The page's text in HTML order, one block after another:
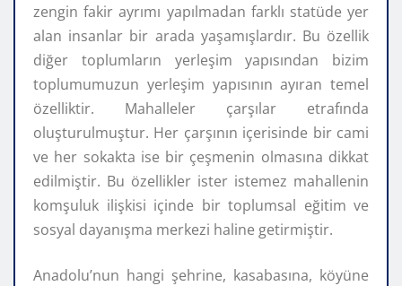
zengin fakir ayrımı yapılmadan farklı statüde yer
alan insanlar bir arada yaşamışlardır. Bu özellik
diğer toplumların yerleşim yapısından bizim
toplumumuzun yerleşim yapısının ayıran temel
özelliktir. Mahalleler çarşılar etrafında
oluşturulmuştur. Her çarşının içerisinde bir cami
ve her sokakta ise bir çeşmenin olmasına dikkat
edilmiştir. Bu özellikler ister istemez mahallenin
komşuluk ilişkisi içinde bir toplumsal eğitim ve
sosyal dayanışma merkezi haline getirmiştir.
Anadolu’nun hangi şehrine, kasabasına, köyüne